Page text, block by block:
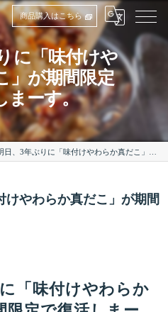
商品購入はこちら
に「味付けや
」が期間限定
まーす。
日、3年ぶりに「味付けやわらか真だこ」が期間限定で復活しまーす。
けやわらか真だこ」が期間
「味付けやわらか